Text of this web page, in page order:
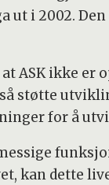
ut i 2002.
ASK ikke er
støtte
for å
kan dette